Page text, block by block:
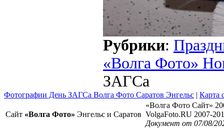
Рубрики:
«Волга Фото»
ЗАГСа
Фотографии День ЗАГСа Волга Фото Саратов Энгельс | Карта
Сайт «Волга Фото» Энгельс и Саратов
«Волга Фото Сайт»
VolgaFoto.RU 2007-
Документ от 07/08/